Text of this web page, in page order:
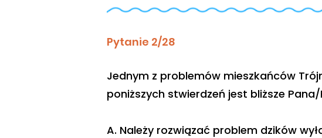
Pytanie 2/28
Jednym z problemów mieszkańców
poniższych stwierdzeń jest bliższe
A. Należy rozwiązać problem dzików